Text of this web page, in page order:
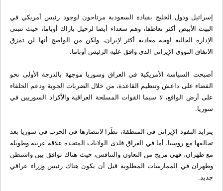
إسرائيل ودول الخليج بقيادة السعودية مرتاحون لوجود رئيس أمريكي في
البيت الأبيض أكثر تعاطفا، وهم سعداء أيضا لرحيل باراك أوباما، حيث تتبنى
الإدارة الحالية لهجة معادية أكثر لإيران، ولكن من الواضح أنها لن تمزق
الاتفاق النووي الإيراني الذي وافق عليه الرئيس أوباما.
أصبحت السياسة الأمريكية في العراق وسوريا موجهة بالدرجة الأولى نحو
القضاء على داعش وتنظيم القاعدة، من خلال الضربات الجوية ودعم الحلفاء
على أرض الواقع، لا سيما القوات المسلحة العراقية والأكراد السوريين في
سوريا.
يتزايد النفوذ الإيراني في المنطقة، نظًرا لانتصارها في الحرب في سوريا بعد
تحالفها مع روسيا، أما في العراق فلدى الولايات المتحدة علاقة غريبة وطويلة
مع طهران، فهي مزيج من التعاون والتنافس، حيث هناك توافق بين واشنطن
وطهران في الممارسات المطلوبة قبل أن يكون هناك رئيس وزراء عراقي
جديد.